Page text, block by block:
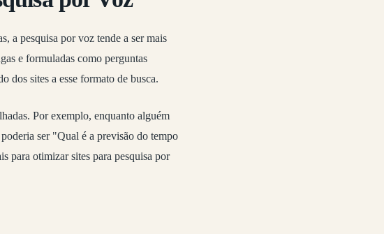
a pesquisa por voz tende a ser mais
e formuladas como perguntas
dos sites a esse formato de busca.
Por exemplo, enquanto alguém
ser "Qual é a previsão do tempo
para otimizar sites para pesquisa por